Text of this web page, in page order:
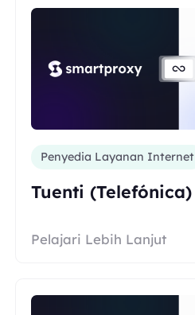
Penyedia Layanan Internet
Tuenti (Telefónica)
Pelajari Lebih Lanjut